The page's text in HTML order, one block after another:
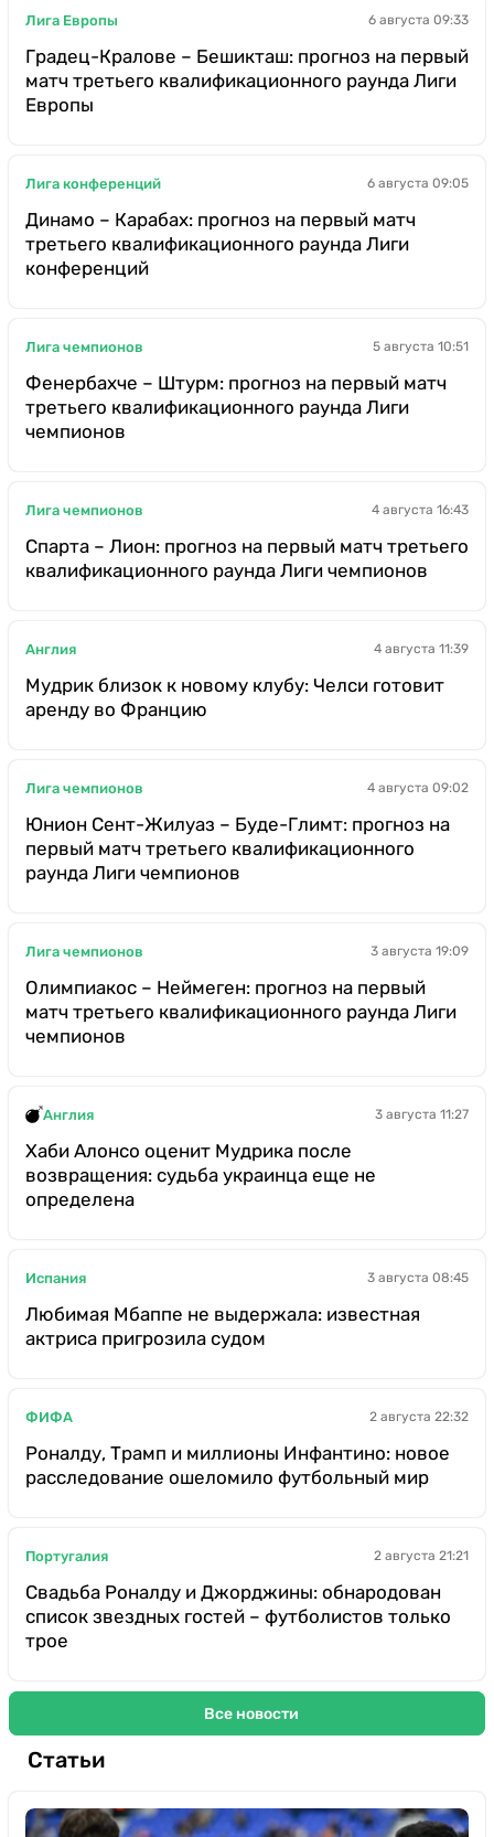
Лига Европы 6 августа 09:33
Градец-Кралове – Бешикташ: прогноз на первый
матч третьего квалификационного раунда Лиги
Европы
Лига конференций 6 августа 09:05
Динамо – Карабах: прогноз на первый матч
третьего квалификационного раунда Лиги
конференций
Лига чемпионов 5 августа 10:51
Фенербахче – Штурм: прогноз на первый матч
третьего квалификационного раунда Лиги
чемпионов
Лига чемпионов 4 августа 16:43
Спарта – Лион: прогноз на первый матч третьего
квалификационного раунда Лиги чемпионов
Англия 4 августа 11:39
Мудрик близок к новому клубу: Челси готовит
аренду во Францию
Лига чемпионов 4 августа 09:02
Юнион Сент-Жилуаз – Буде-Глимт: прогноз на
первый матч третьего квалификационного
раунда Лиги чемпионов
Лига чемпионов 3 августа 19:09
Олимпиакос – Неймеген: прогноз на первый
матч третьего квалификационного раунда Лиги
чемпионов
Англия 3 августа 11:27
Хаби Алонсо оценит Мудрика после
возвращения: судьба украинца еще не
определена
Испания 3 августа 08:45
Любимая Мбаппе не выдержала: известная
актриса пригрозила судом
ФИФА 2 августа 22:32
Роналду, Трамп и миллионы Инфантино: новое
расследование ошеломило футбольный мир
Португалия 2 августа 21:21
Свадьба Роналду и Джорджины: обнародован
список звездных гостей – футболистов только
трое
Все новости
Статьи